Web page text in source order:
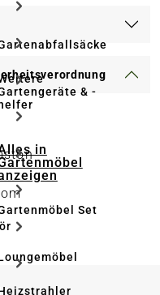
& -
helfer
in
Set